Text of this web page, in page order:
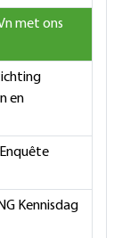
met ons
en
Kennisdag